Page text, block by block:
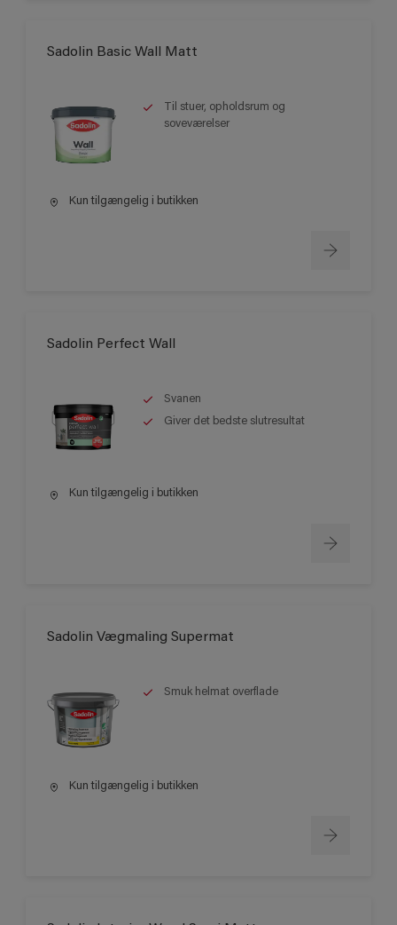
Sadolin Basic Wall Matt
Til stuer, opholdsrum og
soveværelser
Kun tilgængelig i butikken
Sadolin Perfect Wall
Svanen
Giver det bedste slutresultat
Kun tilgængelig i butikken
Sadolin Vægmaling Supermat
Smuk helmat overflade
Kun tilgængelig i butikken